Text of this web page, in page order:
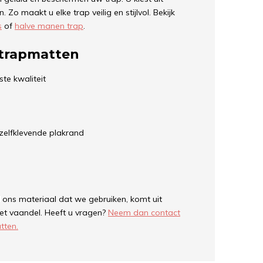
Zo maakt u elke trap veilig en stijlvol. Bekijk
of halve manen trap.
kwaliteit
plakrand
materiaal dat we gebruiken, komt uit
vaandel. Heeft u vragen? Neem dan contact